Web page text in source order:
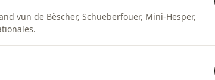
vun de Bëscher, Schueberfouer, Mini-Hesper,